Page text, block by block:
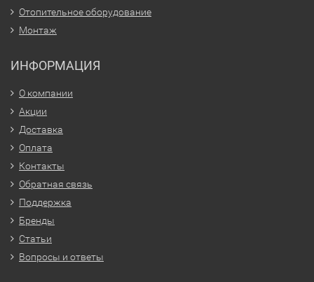
Отопительное оборудование
Монтаж
ИНФОРМАЦИЯ
О компании
Акции
Доставка
Оплата
Контакты
Обратная связь
Поддержка
Бренды
Статьи
Вопросы и ответы